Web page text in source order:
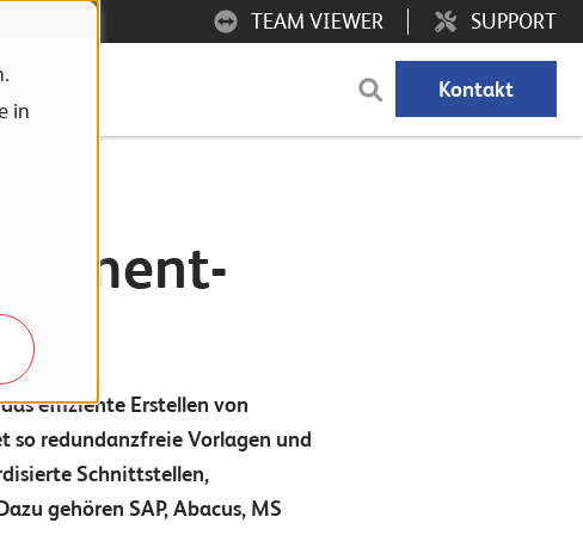
in
Kontakt
SUPPORT
TEAM VIEWER
effiziente Erstellen von
so redundanzfreie Vorlagen und
Schnittstellen,
gehören SAP, Abacus, MS